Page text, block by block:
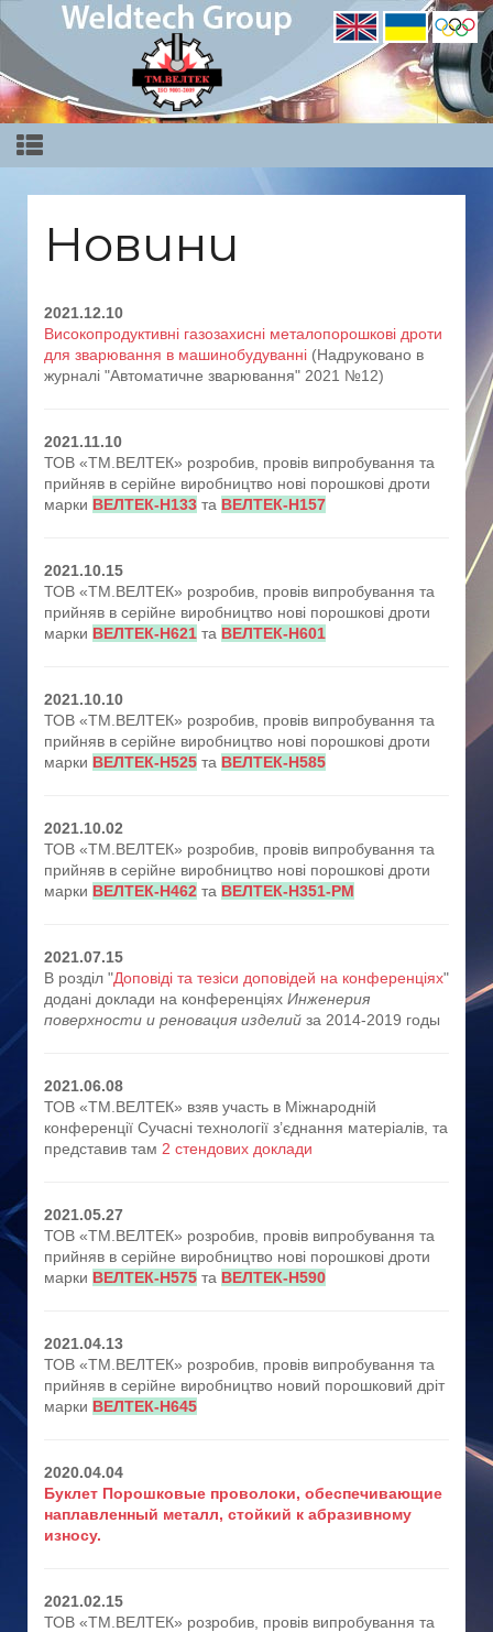
Новини
2021.12.10
Високопродуктивні газозахисні металопорошкові дроти
для зварювання в машинобудуванні (Надруковано в
журналі "Автоматичне зварювання" 2021 №12)
2021.11.10
ТОВ «ТМ.ВЕЛТЕК» розробив, провів випробування та
прийняв в серійне виробництво нові порошкові дроти
марки ВЕЛТЕК-Н133 та ВЕЛТЕК-Н157
2021.10.15
ТОВ «ТМ.ВЕЛТЕК» розробив, провів випробування та
прийняв в серійне виробництво нові порошкові дроти
марки ВЕЛТЕК-Н621 та ВЕЛТЕК-Н601
2021.10.10
ТОВ «ТМ.ВЕЛТЕК» розробив, провів випробування та
прийняв в серійне виробництво нові порошкові дроти
марки ВЕЛТЕК-Н525 та ВЕЛТЕК-Н585
2021.10.02
ТОВ «ТМ.ВЕЛТЕК» розробив, провів випробування та
прийняв в серійне виробництво нові порошкові дроти
марки ВЕЛТЕК-Н462 та ВЕЛТЕК-Н351-РМ
2021.07.15
В розділ "Доповіді та тезіси доповідей на конференціях"
додані доклади на конференціях Инженерия
поверхности и реновация изделий за 2014-2019 годы
2021.06.08
ТОВ «ТМ.ВЕЛТЕК» взяв участь в Міжнародній
конференції Сучасні технології з’єднання матеріалів, та
представив там 2 стендових доклади
2021.05.27
ТОВ «ТМ.ВЕЛТЕК» розробив, провів випробування та
прийняв в серійне виробництво нові порошкові дроти
марки ВЕЛТЕК-Н575 та ВЕЛТЕК-Н590
2021.04.13
ТОВ «ТМ.ВЕЛТЕК» розробив, провів випробування та
прийняв в серійне виробництво новий порошковий дріт
марки ВЕЛТЕК-Н645
2020.04.04
Буклет Порошковые проволоки, обеспечивающие
наплавленный металл, стойкий к абразивному
износу.
2021.02.15
ТОВ «ТМ.ВЕЛТЕК» розробив, провів випробування та